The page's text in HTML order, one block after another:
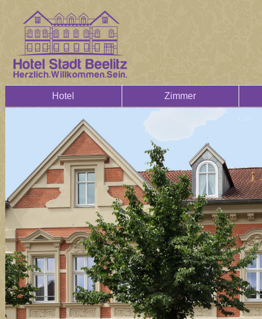
Hotel Zimmer